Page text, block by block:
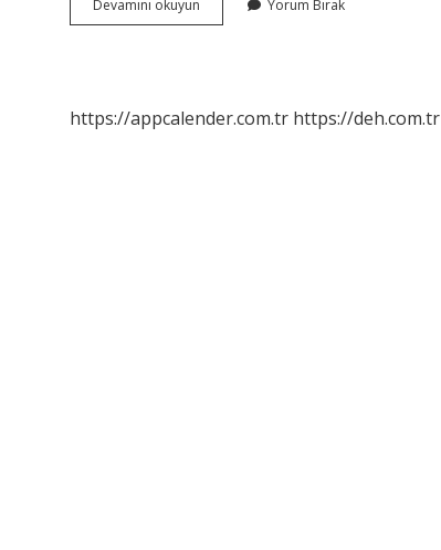
Devamını okuyun
Enfeksiyona
Yorum Bırak
https://appcalender.com.tr https://deh.com.tr